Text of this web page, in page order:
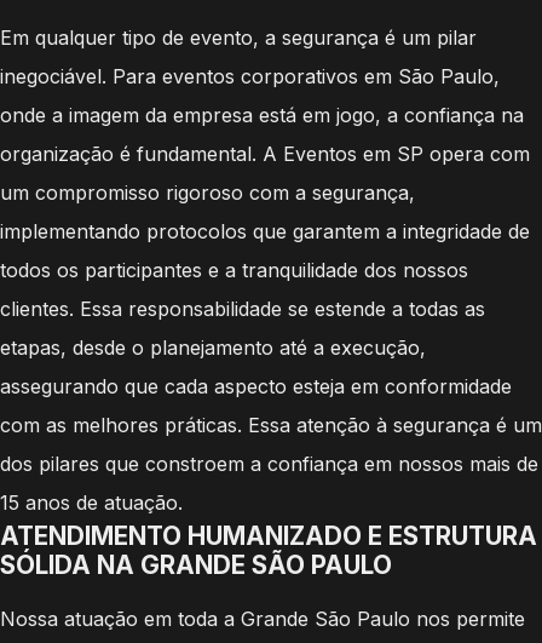
Em qualquer tipo de evento, a segurança é um pilar
inegociável. Para eventos corporativos em São Paulo,
onde a imagem da empresa está em jogo, a confiança na
organização é fundamental. A Eventos em SP opera com
um compromisso rigoroso com a segurança,
implementando protocolos que garantem a integridade de
todos os participantes e a tranquilidade dos nossos
clientes. Essa responsabilidade se estende a todas as
etapas, desde o planejamento até a execução,
assegurando que cada aspecto esteja em conformidade
com as melhores práticas. Essa atenção à segurança é um
dos pilares que constroem a confiança em nossos mais de
15 anos de atuação.
ATENDIMENTO HUMANIZADO E ESTRUTURA
SÓLIDA NA GRANDE SÃO PAULO
Nossa atuação em toda a Grande São Paulo nos permite